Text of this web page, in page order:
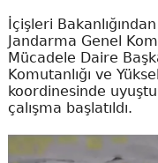
İçişleri
Jandarma Genel
Mücadele Daire
Komutanlığı ve
koordinesinde
çalışma başlatıldı.